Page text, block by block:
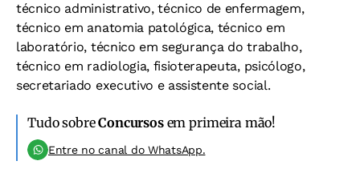
técnico administrativo, técnico de enfermagem,
técnico em anatomia patológica, técnico em
laboratório, técnico em segurança do trabalho,
técnico em radiologia, fisioterapeuta, psicólogo,
secretariado executivo e assistente social.
Tudo sobreConcursosem primeira mão!
Entre no canal do WhatsApp.